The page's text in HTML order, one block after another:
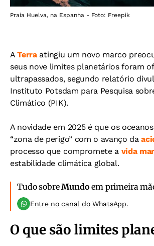
Praia Huelva, na Espanha - Foto: Freepik
ATerraatingiu um novo marco
seus nove limites planetários foram
ultrapassados, segundo relatório
Instituto Potsdam para Pesquisa
Climático (PIK).
A novidade em 2025 é que os
“zona de perigo” com o avanço da
processo que compromete a vida
estabilidade climática global.
Tudo sobreMundo em primeira
Entre no canal do WhatsApp.
O que são limites